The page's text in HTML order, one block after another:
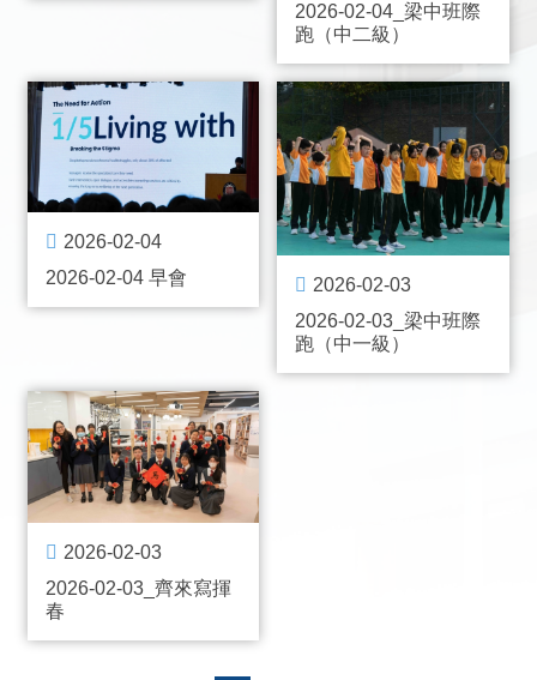
2026-02-04_梁中班際
跑（中二級）
2026-02-04
2026-02-04 早會
2026-02-03
2026-02-03_梁中班際
跑（中一級）
2026-02-03
2026-02-03_齊來寫揮
春